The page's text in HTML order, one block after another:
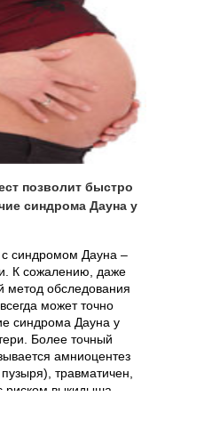
нового
определения
Дауна. Для
будет
крови.
позволит быстро
синдрома Дауна у
синдромом Дауна –
К сожалению, даже
метод обследования
может точно
синдрома Дауна у
Более точный
амниоцентез
травматичен,
риском выкидыша.